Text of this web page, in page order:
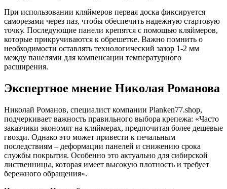
При использовании кляймеров первая доска фиксируется
саморезами через паз, чтобы обеспечить надежную стартовую
точку. Последующие панели крепятся с помощью кляймеров,
которые прикручиваются к обрешетке. Важно помнить о
необходимости оставлять технологический зазор 1-2 мм
между панелями для компенсации температурного
расширения.
Экспертное мнение Николая Романова
Николай Романов, специалист компании Planken77.shop,
подчеркивает важность правильного выбора крепежа: «Часто
заказчики экономят на кляймерах, предпочитая более дешевые
гвозди. Однако это может привести к печальным
последствиям – деформации панелей и снижению срока
службы покрытия. Особенно это актуально для сибирской
лиственницы, которая имеет высокую плотность и требует
бережного обращения».